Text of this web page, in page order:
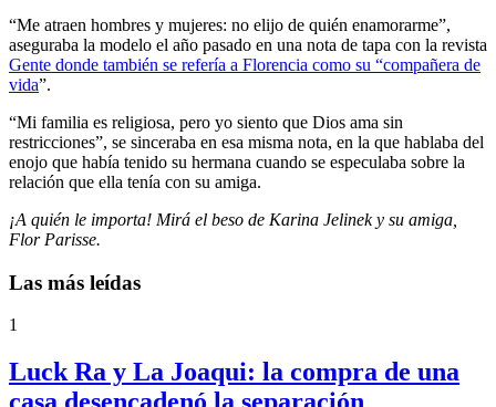
“Me atraen hombres y mujeres: no elijo de quién enamorarme”,
aseguraba la modelo el año pasado en una nota de tapa con la revista
Gente donde también se refería a Florencia como su “compañera de
vida”.
“Mi familia es religiosa, pero yo siento que Dios ama sin
restricciones”, se sinceraba en esa misma nota, en la que hablaba del
enojo que había tenido su hermana cuando se especulaba sobre la
relación que ella tenía con su amiga.
¡A quién le importa! Mirá el beso de Karina Jelinek y su amiga,
Flor Parisse.
Las más leídas
1
Luck Ra y La Joaqui: la compra de una